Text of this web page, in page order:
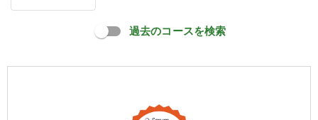
過去のコースを検索